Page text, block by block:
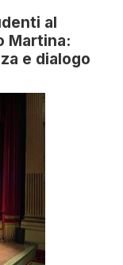
al
Martina:
e dialogo